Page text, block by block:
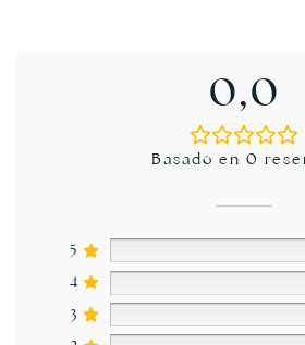
0,0
Basado en 0
5
4
3